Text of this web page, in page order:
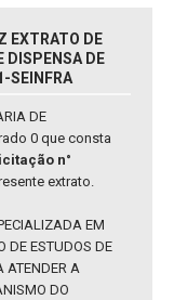
EXTRATO DE
DISPENSA DE
SEINFRA
DE
0 que consta
n°
extrato.
EM
DE ESTUDOS DE
ATENDER A
DO